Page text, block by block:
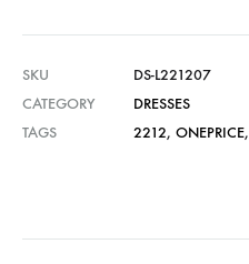
SKU
DS-L221207
CATEGORY
DRESSES
TAGS
2212, ONEPRICE,